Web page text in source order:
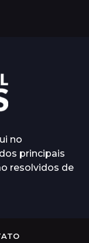
no
principais
resolvidos de